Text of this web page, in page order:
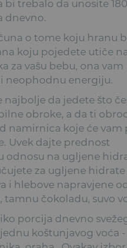
trebalo da unosite
dnevno.
o tome koju hranu
koju pojedete utiče
za vašu bebu, ona vam
neophodnu energiju.
najbolje da jedete što
obroke, a da ti
namirnica koje će vam
Uvek dajte prednost
odnosu na ugljene
za ugljene
i hlebove napravjene
tamnu čokoladu, suvo
porcija dnevno
koštunjavog voća -